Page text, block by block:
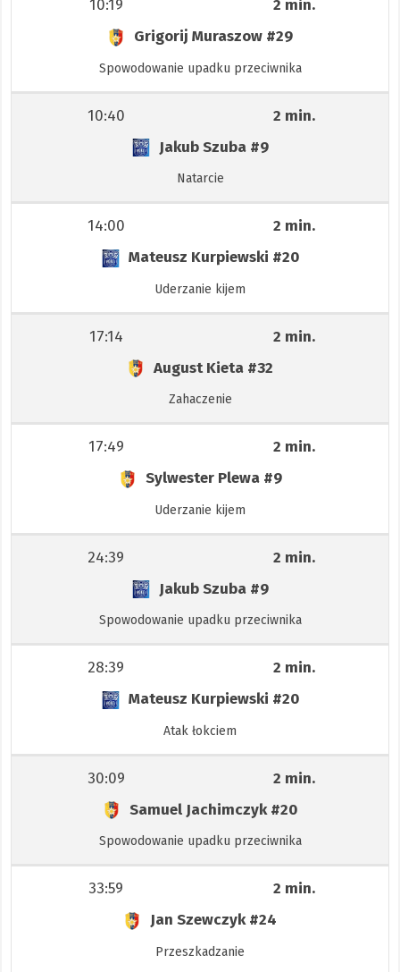
10:19
2 min.
Grigorij Muraszow #29
Spowodowanie upadku przeciwnika
10:40
2 min.
Jakub Szuba #9
Natarcie
14:00
2 min.
Mateusz Kurpiewski #20
Uderzanie kijem
17:14
2 min.
August Kieta #32
Zahaczenie
17:49
2 min.
Sylwester Plewa #9
Uderzanie kijem
24:39
2 min.
Jakub Szuba #9
Spowodowanie upadku przeciwnika
28:39
2 min.
Mateusz Kurpiewski #20
Atak łokciem
30:09
2 min.
Samuel Jachimczyk#20
Spowodowanie upadku przeciwnika
33:59
2 min.
Jan Szewczyk#24
Przeszkadzanie